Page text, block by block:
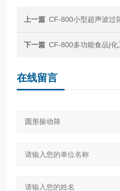
上一篇 CF-800小型超声波过
下一篇 CF-800多功能食品|
在线留言